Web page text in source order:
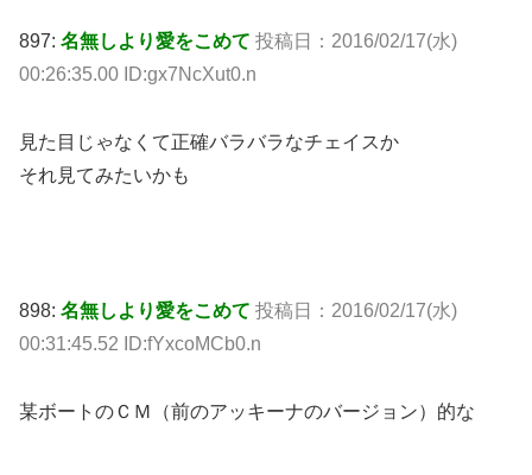
897: 名無しより愛をこめて 投稿日：2016/02/17(水)
00:26:35.00 ID:gx7NcXut0.n
見た目じゃなくて正確バラバラなチェイスか
それ見てみたいかも
898: 名無しより愛をこめて 投稿日：2016/02/17(水)
00:31:45.52 ID:fYxcoMCb0.n
某ボートのＣＭ（前のアッキーナのバージョン）的な